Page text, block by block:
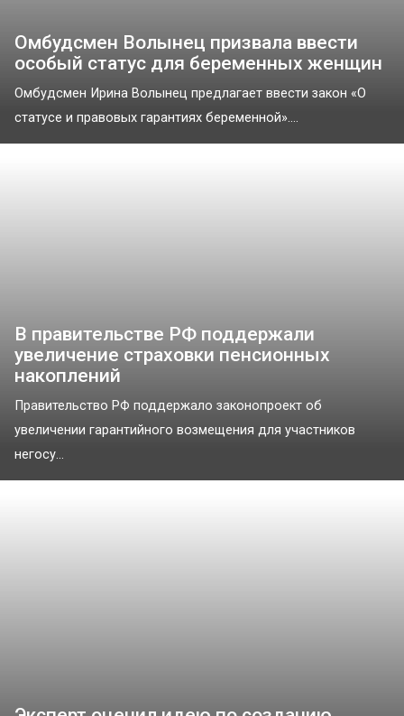
Омбудсмен Волынец призвала ввести
особый статус для беременных женщин
Омбудсмен Ирина Волынец предлагает ввести закон «О
статусе и правовых гарантиях беременной»....
В правительстве РФ поддержали
увеличение страховки пенсионных
накоплений
Правительство РФ поддержало законопроект об
увеличении гарантийного возмещения для участников
негосу...